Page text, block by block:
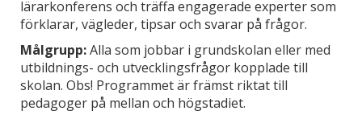
lärarkonferens och träffa engagerade experter som
förklarar, vägleder, tipsar och svarar på frågor.
Målgrupp:Alla som jobbar i grundskolan eller med
utbildnings- och utvecklingsfrågor kopplade till
skolan. Obs! Programmet är främst riktat till
pedagoger på mellan och högstadiet.